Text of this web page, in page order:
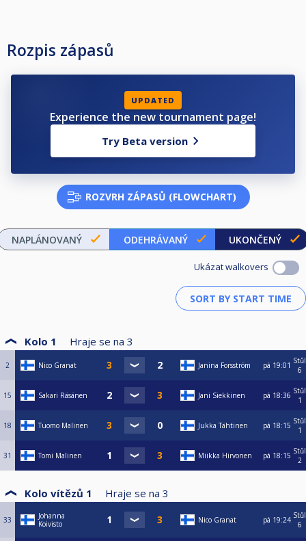
Rozpis zápasů
UPDATED
Experience the new tournament page!
Try Beta version
ROZVRH ZÁPASŮ (FLOWCHART)
NAPLÁNOVANÝ ODEHRÁVANÝ UKONČENÝ
Ukázat walkovers
Kolo 1 Hraje se na 3
2 Nico Granat Janina Forsström pá 19:01 Stůl
6
15 Sakari Räsänen Jani Siekkinen pá 18:36 Stůl
1
18 Tuomo Malinen Jukka Tähtinen pá 18:15 Stůl
1
31 Tomi Malinen Miikka Hirvonen pá 18:15 Stůl
2
Kolo vítězů 1 Hraje se na 3
33
Johanna
Koivisto
Nico Granat pá 19:24 Stůl
6